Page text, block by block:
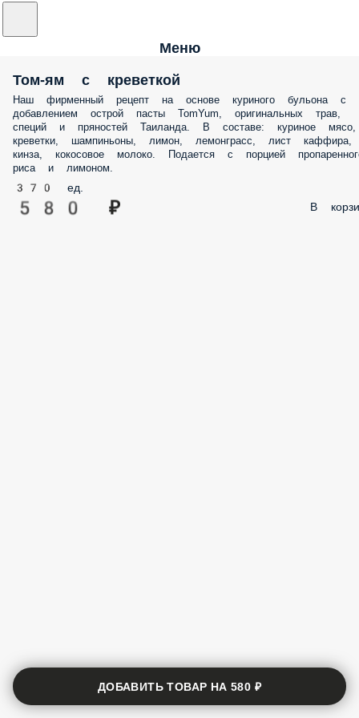
Меню
Том-ям с креветкой
Наш фирменный рецепт на основе куриного бульона с
добавлением острой пасты TomYum, оригинальных трав,
специй и пряностей Таиланда. В составе: куриное мясо,
креветки, шампиньоны, лимон, лемонграсс, лист каффира,
кинза, кокосовое молоко. Подается с порцией
риса и лимоном.
370 ед.
580 ₽ В
ДОБАВИТЬ ТОВАР НА580 ₽